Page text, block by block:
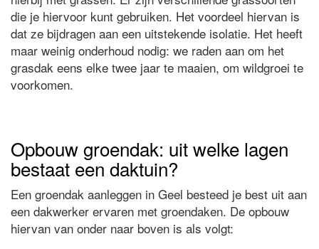
die je hiervoor kunt gebruiken. Het voordeel hiervan is
dat ze bijdragen aan een uitstekende isolatie. Het heeft
maar weinig onderhoud nodig: we raden aan om het
grasdak eens elke twee jaar te maaien, om wildgroei te
voorkomen.
Opbouw groendak: uit welke lagen
bestaat een daktuin?
Een groendak aanleggen in Geel besteed je best uit aan
een dakwerker ervaren met groendaken. De opbouw
hiervan van onder naar boven is als volgt: